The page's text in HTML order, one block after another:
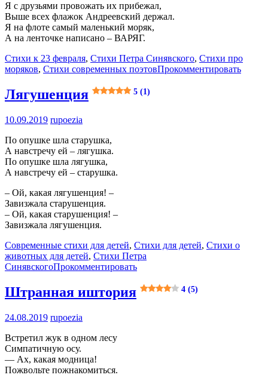
Я с друзьями провожать их прибежал,
Выше всех флажок Андреевский держал.
Я на флоте самый маленький моряк,
А на ленточке написано – ВАРЯГ.
Стихи к 23 февраля, Стихи Петра Синявского, Стихи про
моряков, Стихи современных поэтовПрокомментировать
Лягушенция 5 (1)
10.09.2019 rupoezia
По опушке шла старушка,
А навстречу ей – лягушка.
По опушке шла лягушка,
А навстречу ей – старушка.
– Ой, какая лягушенция! –
Завизжала старушенция.
– Ой, какая старушенция! –
Завизжала лягушенция.
Современные стихи для детей, Стихи для детей, Стихи о
животных для детей, Стихи Петра
СинявскогоПрокомментировать
Штранная иштория 4 (5)
24.08.2019 rupoezia
Встретил жук в одном лесу
Симпатичную осу.
— Ах, какая модница!
Пожвольте пожнакомиться.